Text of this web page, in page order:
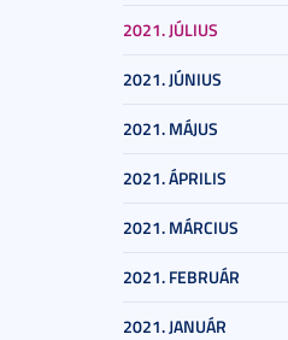
2021. JÚLIUS
2021. JÚNIUS
2021. MÁJUS
2021. ÁPRILIS
2021. MÁRCIUS
2021. FEBRUÁR
2021. JANUÁR